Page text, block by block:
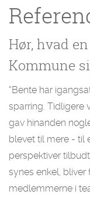
Hør, hvad
Kommune
“Bente har
sparring. Tidligere
gav hinanden
blevet til mere - til
perspektiver
synes enkel,
medlemmerne i